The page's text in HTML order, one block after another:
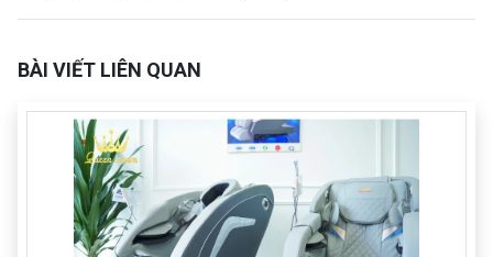
BÀI VIẾT LIÊN QUAN